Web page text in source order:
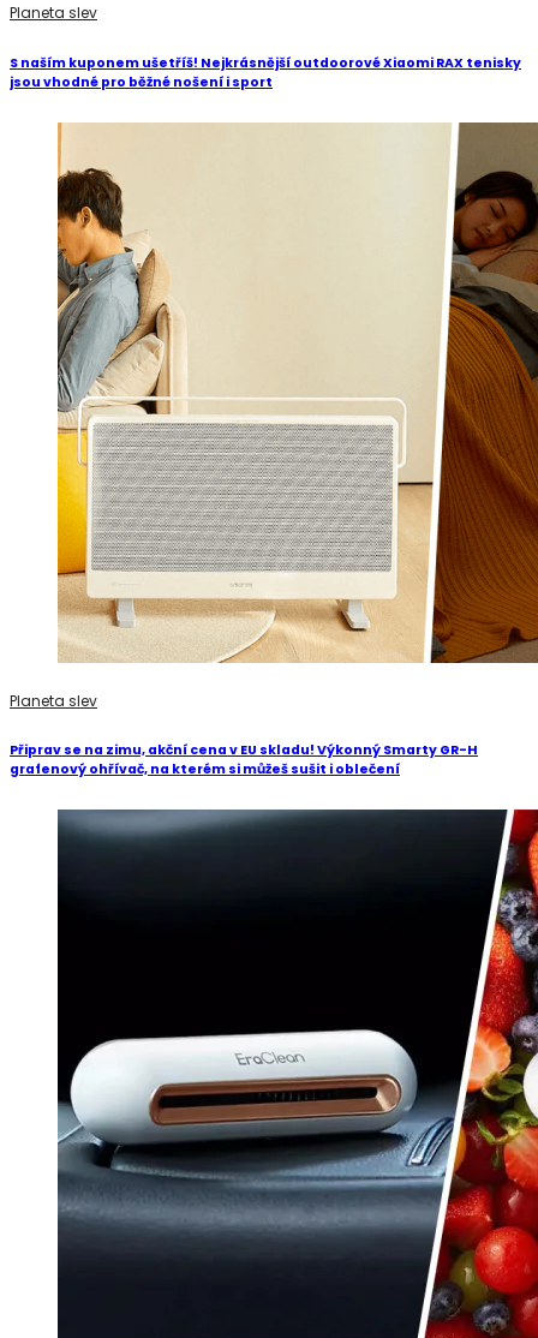
Planeta slev
S naším kuponem ušetříš! Nejkrásnější outdoorové Xiaomi RAX tenisky
jsou vhodné pro běžné nošení i sport
Planeta slev
Připrav se na zimu, akční cena v EU skladu! Výkonný Smarty GR-H
grafenový ohřívač, na kterém si můžeš sušit i oblečení